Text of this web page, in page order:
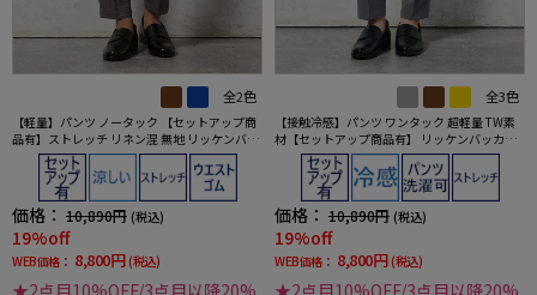
全2色
【軽量】パンツ ノータック 【セットアップ商
品有】ストレッチ リネン混 無地 リッケンバッ
カー 春夏
価格： 10,890円 (税込)
19%off
WEB価格： 8,800円 (税込)
★2点目10%OFF/3点目以降20%
全3色
【接触冷感】パンツ ワンタック 超軽量 TW素
材【セットアップ商品有】 リッケンバッカー
ブラック 春夏
価格： 10,890円 (税込)
19%off
WEB価格： 8,800円 (税込)
★2点目10%OFF/3点目以降20%